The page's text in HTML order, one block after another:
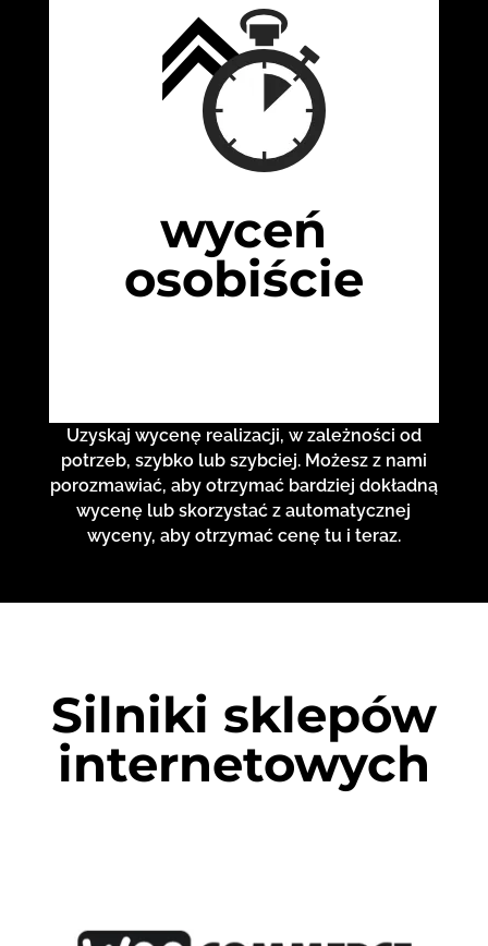
wyceń
osobiście
Uzyskaj wycenę realizacji, w zależności od
potrzeb, szybko lub szybciej. Możesz z nami
porozmawiać, aby otrzymać bardziej dokładną
wycenę lub skorzystać z automatycznej
wyceny, aby otrzymać cenę tu i teraz.
Silniki sklepów
internetowych